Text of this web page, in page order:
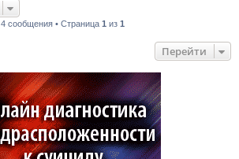
4 сообщения • Страница 1 из 1
Перейти